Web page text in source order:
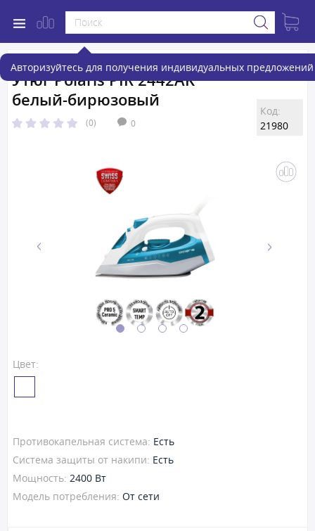
Авторизуйтесь для получения индивидуальных предложений
Утюг Polaris PIR 2442AK
белый-бирюзовый
(0) 0
Код:
21980
Цвет:
Противокапельная система: Есть
Система защиты от накипи: Есть
Мощность: 2400 Вт
Модель потребления: От сети